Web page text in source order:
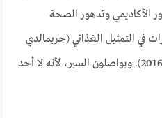
الأكاديمي وتدهور الصحة
في التمثيل الغذائي (جريمالدي
وزملاؤه، 2023؛ تاروخ وزملاؤه، 2016). ويواصلون السير، لأنه لا أحد